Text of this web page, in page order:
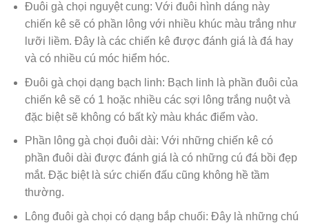
Đuôi gà chọi nguyệt cung: Với đuôi hình dáng này
chiến kê sẽ có phần lông với nhiều khúc màu trắng như
lưỡi liềm. Đây là các chiến kê được đánh giá là đá hay
và có nhiều cú móc hiểm hóc.
Đuôi gà chọi dạng bạch linh: Bạch linh là phần đuôi của
chiến kê sẽ có 1 hoặc nhiều các sợi lông trắng nuột và
đặc biệt sẽ không có bất kỳ màu khác điểm vào.
Phần lông gà chọi đuôi dài: Với những chiến kê có
phần đuôi dài được đánh giá là có những cú đá bồi đẹp
mắt. Đặc biệt là sức chiến đấu cũng không hề tầm
thường.
Lông đuôi gà chọi có dạng bắp chuối: Đây là những chú